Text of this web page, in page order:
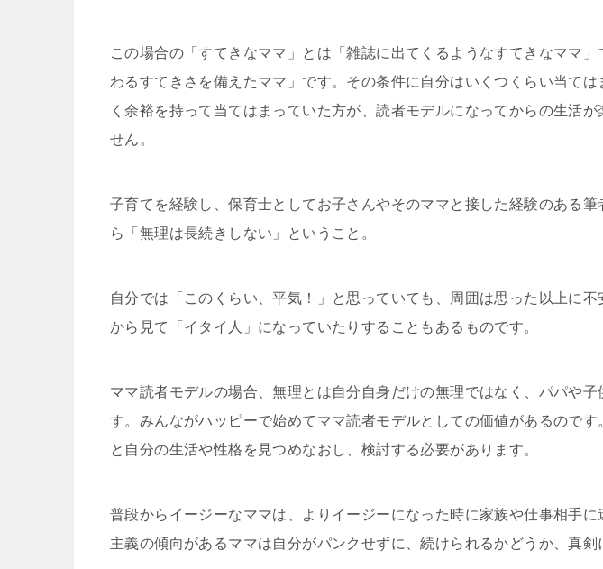
この場合の「すてきなママ」とは「雑誌に出てくるようなすてきなママ
わるすてきさを備えたママ」です。その条件に自分はいくつくらい当て
く余裕を持って当てはまっていた方が、読者モデルになってからの生活
せん。
子育てを経験し、保育士としてお子さんやそのママと接した経験のある
ら「無理は長続きしない」ということ。
自分では「このくらい、平気！」と思っていても、周囲は思った以上に不
から見て「イタイ人」になっていたりすることもあるものです。
ママ読者モデルの場合、無理とは自分自身だけの無理ではなく、パパや
す。みんながハッピーで始めてママ読者モデルとしての価値があるのです
と自分の生活や性格を見つめなおし、検討する必要があります。
普段からイージーなママは、よりイージーになった時に家族や仕事相手
主義の傾向があるママは自分がパンクせずに、続けられるかどうか、真剣